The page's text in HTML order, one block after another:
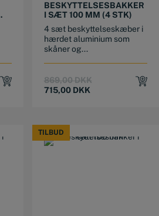
BESKYTTELSESBAKKER
I SÆT 100 MM (4 STK)
4 sæt beskyttelseskæber i
hærdet aluminium som
skåner og...
869,00DKKOriginal
715,00 DKK
Current
TILBUD
TILBUD